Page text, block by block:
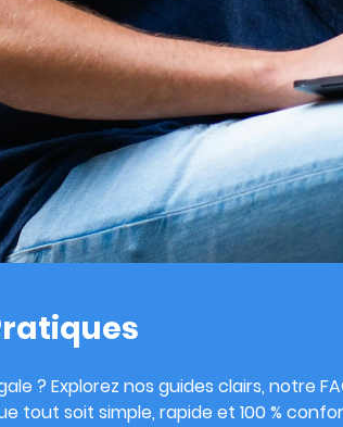
? Explorez nos guides clairs, notre
tout soit simple, rapide et 100 %